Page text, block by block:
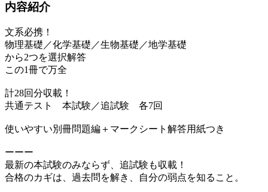
内容紹介
文系必携！
物理基礎／化学基礎／生物基礎／地学基礎
から2つを選択解答
この1冊で万全
計28回分収載！
共通テスト 本試験／追試験 各7回
使いやすい別冊問題編＋マークシート解答用紙つき
ーーー
最新の本試験のみならず、追試験も収載！
合格のカギは、過去問を解き、自分の弱点を知ること。